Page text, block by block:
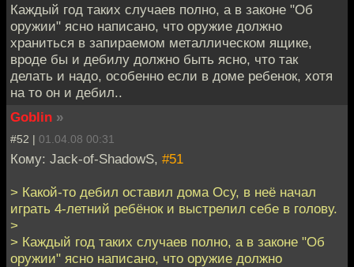
Каждый год таких случаев полно, а в законе "Об
оружии" ясно написано, что оружие должно
храниться в запираемом металлическом ящике,
вроде бы и дебилу должно быть ясно, что так
делать и надо, особенно если в доме ребенок, хотя
на то он и дебил..
Goblin »
#52 | 01.04.08 00:31
Кому: Jack-of-ShadowS, #51
> Какой-то дебил оставил дома Осу, в неё начал
играть 4-летний ребёнок и выстрелил себе в голову.
>
> Каждый год таких случаев полно, а в законе "Об
оружии" ясно написано, что оружие должно